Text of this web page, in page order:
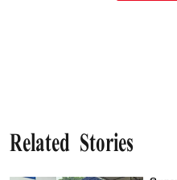
Related Stories